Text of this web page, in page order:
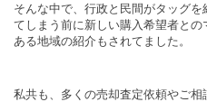
そんな中で、行政と民間がタッグ
てしまう前に新しい購入希望者との
ある地域の紹介もされてました。
私共も、多くの売却査定依頼やご